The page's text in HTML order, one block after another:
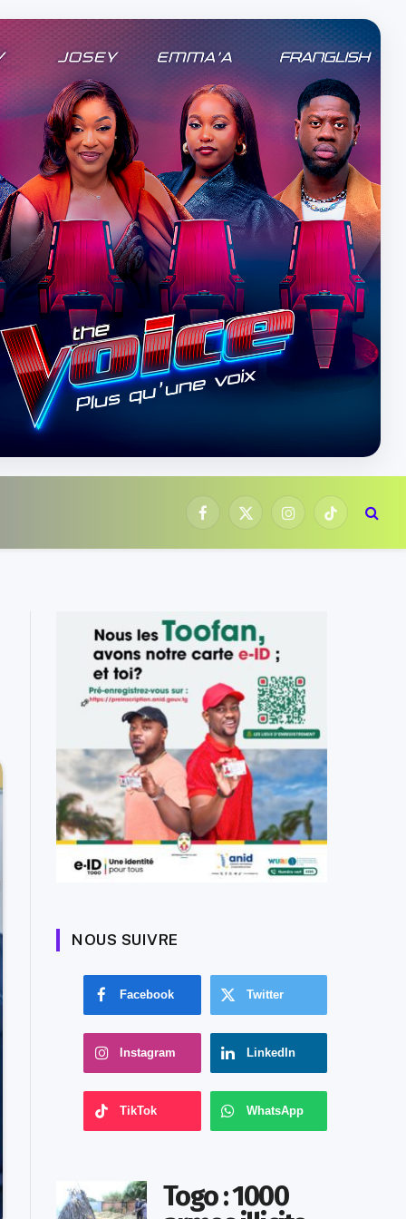
Facebook
X
InstagramTikTok
NOUS SUIVRE
Facebook Twitter
Instagram LinkedIn
TikTok WhatsApp
Togo : 1000